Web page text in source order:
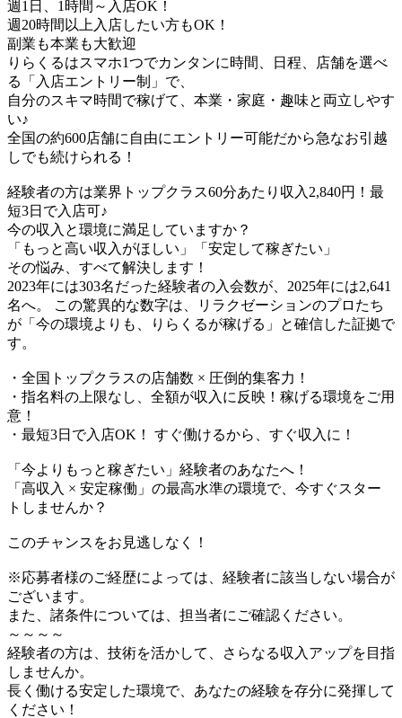
週1日、1時間～入店OK！
週20時間以上入店したい方もOK！
副業も本業も大歓迎
りらくるはスマホ1つでカンタンに時間、日程、店舗を選べ
る「入店エントリー制」で、
​自分のスキマ時間で稼げて、本業・家庭・趣味と両立しやす
い♪​
全国の約600店舗に自由にエントリー可能だから急なお引越
しでも続けられる！
経験者の方は業界トップクラス60分あたり収入2,840円！最
短3日で入店可♪
今の収入と環境に満足していますか？
「もっと高い収入がほしい」「安定して稼ぎたい」
その悩み、すべて解決します！
2023年には303名だった経験者の入会数が、2025年には2,641
名へ。 この驚異的な数字は、リラクゼーションのプロたち
が「今の環境よりも、りらくるが稼げる」と確信した証拠で
す。
・全国トップクラスの店舗数 × 圧倒的集客力！
・指名料の上限なし、全額が収入に反映！稼げる環境をご用
意！
・最短3日で入店OK！ すぐ働けるから、すぐ収入に！
「今よりもっと稼ぎたい」経験者のあなたへ！
「高収入 × 安定稼働」の最高水準の環境で、今すぐスター
トしませんか？
このチャンスをお見逃しなく！
※応募者様のご経歴によっては、経験者に該当しない場合が
ございます。
また、諸条件については、担当者にご確認ください。
～～～～
経験者の方は、技術を活かして、さらなる収入アップを目指
しませんか。
長く働ける安定した環境で、あなたの経験を存分に発揮して
ください！